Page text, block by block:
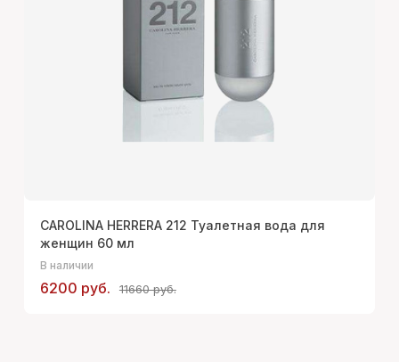
CAROLINA HERRERA 212 Туалетная вода для
женщин 60 мл
В наличии
6200 руб. 11660 руб.